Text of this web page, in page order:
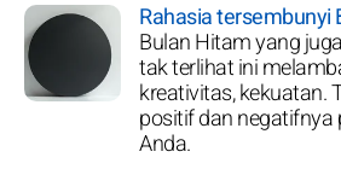
Rahasia tersembunyi
Bulan Hitam yang
tak terlihat ini
kreativitas, kekuatan.
positif dan negatifnya
Anda.